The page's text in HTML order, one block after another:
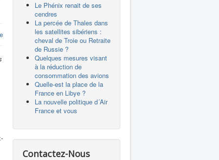
Le Phénix renait de ses
cendres
La percée de Thales dans
les satellites sibériens :
cheval de Troie ou Retraite
de Russie ?
Quelques mesures visant
à la réduction de
consommation des avions
Quelle-est la place de la
France en Libye ?
La nouvelle politique d´Air
France et vous
Contactez-Nous